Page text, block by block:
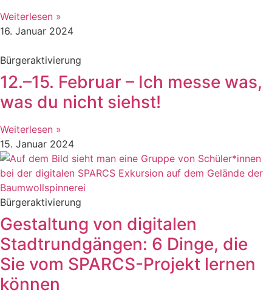
Weiterlesen »
16. Januar 2024
Bürgeraktivierung
12.–15. Februar – Ich messe was,
was du nicht siehst!
Weiterlesen »
15. Januar 2024
Bürgeraktivierung
Gestaltung von digitalen
Stadtrundgängen: 6 Dinge, die
Sie vom SPARCS-Projekt lernen
können